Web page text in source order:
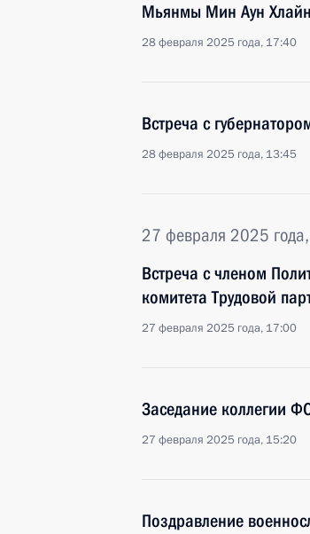
Мьянмы Мин Аун
28 февраля 2025 года, 17:40
Встреча с
28 февраля 2025 года, 13:45
27 февраля 2025 года,
Встреча с членом
комитета Трудовой
27 февраля 2025 года, 17:00
Заседание коллегии
27 февраля 2025 года, 15:20
Поздравление